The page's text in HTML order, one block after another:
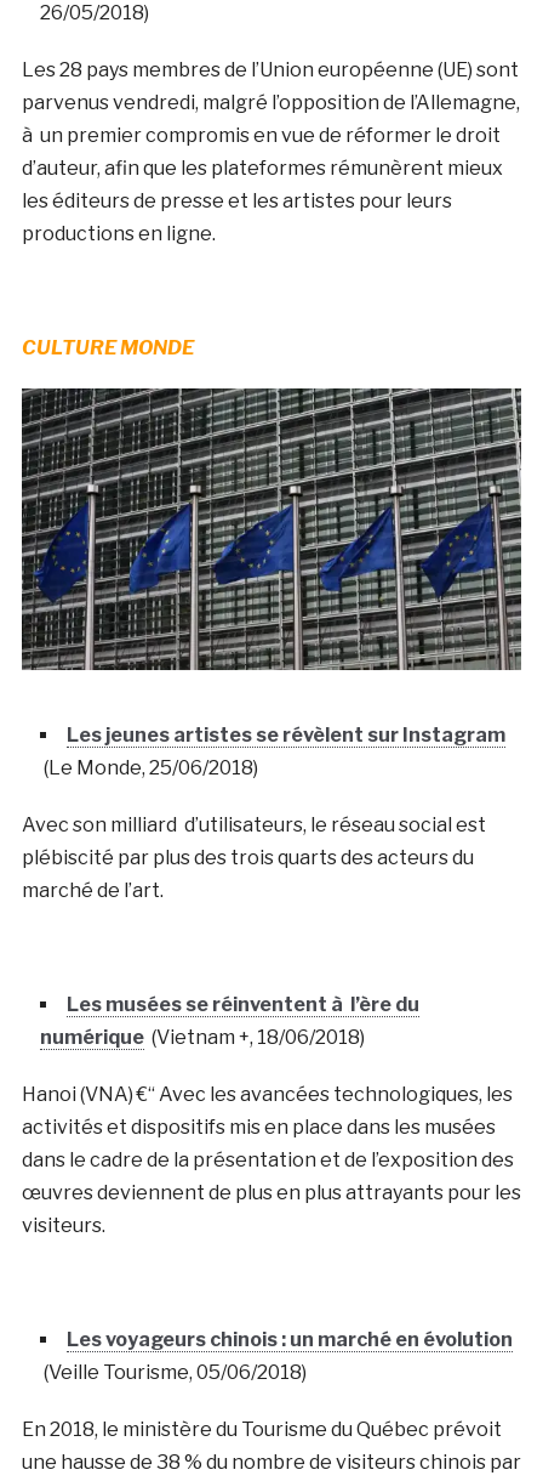
26/05/2018)
Les 28 pays membres de l’Union européenne (UE) sont
parvenus vendredi, malgré l’opposition de l’Allemagne,
à un premier compromis en vue de réformer le droit
d’auteur, afin que les plateformes rémunèrent mieux
les éditeurs de presse et les artistes pour leurs
productions en ligne.
CULTURE MONDE
Les jeunes artistes se révèlent sur Instagram
(Le Monde, 25/06/2018)
Avec son milliard d’utilisateurs, le réseau social est
plébiscité par plus des trois quarts des acteurs du
marché de l’art.
Les musées se réinventent à l’ère du
numérique(Vietnam +, 18/06/2018)
Hanoi (VNA) €“ Avec les avancées technologiques, les
activités et dispositifs mis en place dans les musées
dans le cadre de la présentation et de l’exposition des
œuvres deviennent de plus en plus attrayants pour les
visiteurs.
Les voyageurs chinois : un marché en évolution
(Veille Tourisme, 05/06/2018)
En 2018, le ministère du Tourisme du Québec prévoit
une hausse de 38 % du nombre de visiteurs chinois par